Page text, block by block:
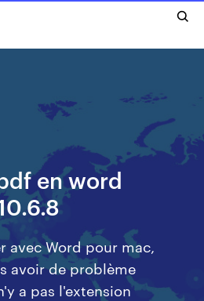
en word
avec Word pour mac,
avoir de problème
a pas l'extension